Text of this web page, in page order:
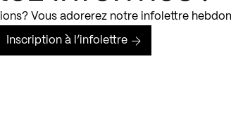
Vous adorerez notre infolettre
Inscription à l’infolettre